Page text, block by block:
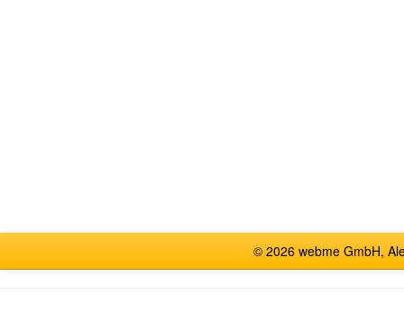
© 2026 webme GmbH,